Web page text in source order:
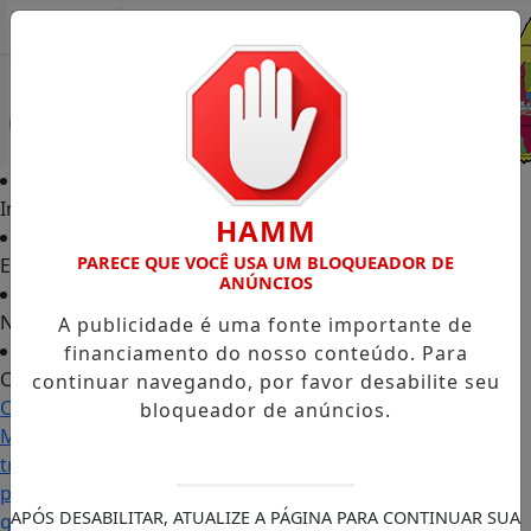
Início
Edições
Notícias
Contato
Carol
Monteiro:
trajetória
política
ganha
HAMM
PARECE QUE VOCÊ USA UM BLOQUEADOR DE
ANÚNCIOS
A publicidade é uma fonte importante de
financiamento do nosso conteúdo. Para
continuar navegando, por favor desabilite seu
bloqueador de anúncios.
APÓS DESABILITAR, ATUALIZE A PÁGINA PARA CONTINUAR SUA